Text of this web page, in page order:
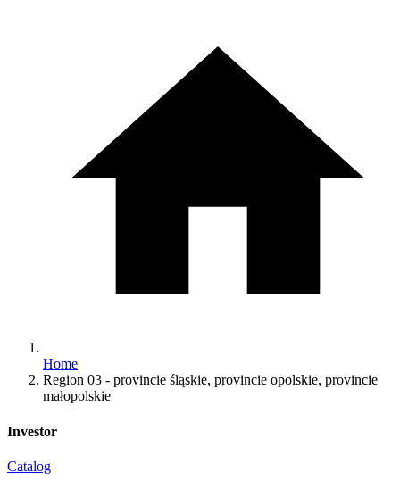
Home
Region 03 - provincie śląskie, provincie opolskie, provincie
małopolskie
Investor
Catalog